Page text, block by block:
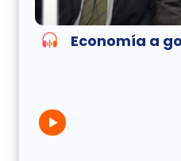
Economía a